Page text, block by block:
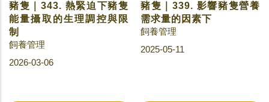
豬隻｜343. 熱緊迫下豬隻
能量攝取的生理調控與限
制
飼養管理
2026-03-06
豬隻｜339. 影響豬隻營養
需求量的因素下
飼養管理
2025-05-11